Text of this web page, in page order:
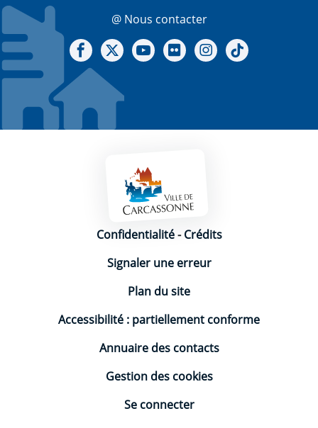
@ Nous contacter
Notre Facebook
Notre X - (twitter)
Notre chaine Youtube
Notre Gallerie sur Flickr
Notre Instagram
Mentions légales
Confidentialité-Crédits
Signaler une erreur
Plan du site
Accessibilité : partiellement conforme
Annuaire des contacts
Gestion des cookies
Se connecter